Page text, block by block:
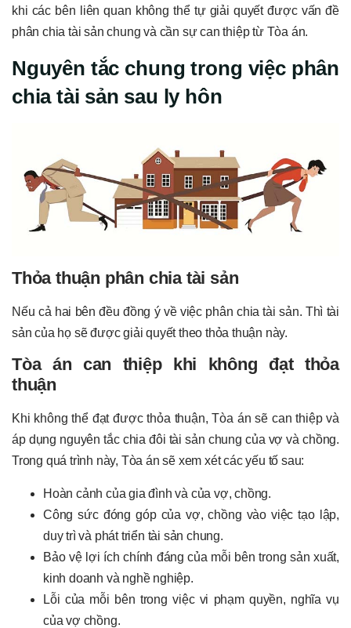
khi các bên liên quan không thể tự giải quyết được vấn đề
phân chia tài sản chung và cần sự can thiệp từ Tòa án.
Nguyên tắc chung trong việc phân
chia tài sản sau ly hôn
Thỏa thuận phân chia tài sản
Nếu cả hai bên đều đồng ý về việc phân chia tài sản. Thì tài
sản của họ sẽ được giải quyết theo thỏa thuận này.
Tòa án can thiệp khi không đạt thỏa
thuận
Khi không thể đạt được thỏa thuận, Tòa án sẽ can thiệp và
áp dụng nguyên tắc chia đôi tài sản chung của vợ và chồng.
Trong quá trình này, Tòa án sẽ xem xét các yếu tố sau:
Hoàn cảnh của gia đình và của vợ, chồng.
Công sức đóng góp của vợ, chồng vào việc tạo lập,
duy trì và phát triển tài sản chung.
Bảo vệ lợi ích chính đáng của mỗi bên trong sản xuất,
kinh doanh và nghề nghiệp.
Lỗi của mỗi bên trong việc vi phạm quyền, nghĩa vụ
của vợ chồng.